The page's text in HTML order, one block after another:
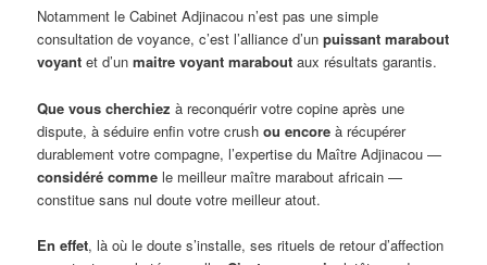
Notamment le Cabinet Adjinacou n’est pas une simple
consultation de voyance, c’est l’alliance d’unpuissant marabout
voyant et d’unmaitre voyant marabout aux résultats garantis.
Que vous cherchiez à reconquérir votre copine après une
dispute, à séduire enfin votre crushou encore à récupérer
durablement votre compagne, l’expertise du Maître Adjinacou —
considéré comme le meilleur maître marabout africain —
constitue sans nul doute votre meilleur atout.
En effet, là où le doute s’installe, ses rituels de retour d’affection